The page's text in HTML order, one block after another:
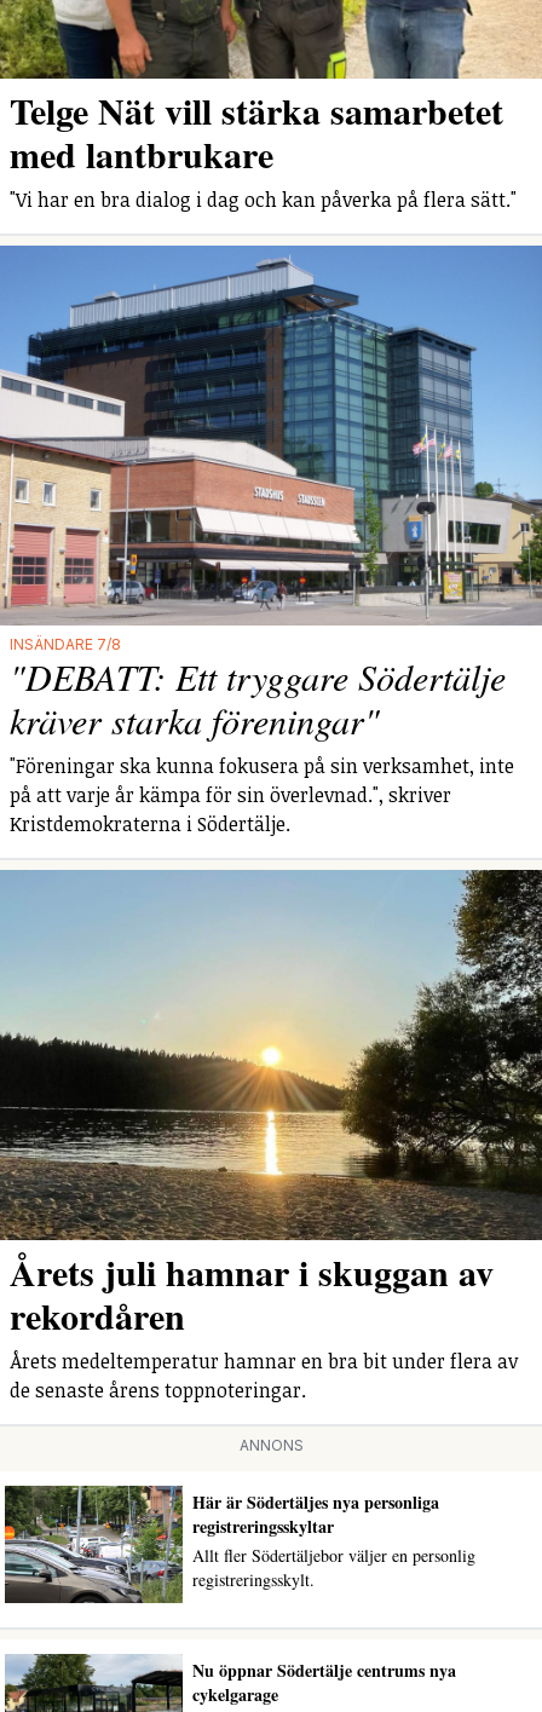
Telge Nät vill stärka samarbetet
med lantbrukare
"Vi har en bra dialog i dag och kan påverka på flera sätt."
INSÄNDARE 7/8
"DEBATT: Ett tryggare Södertälje
kräver starka föreningar"
"Föreningar ska kunna fokusera på sin verksamhet, inte
på att varje år kämpa för sin överlevnad.", skriver
Kristdemokraterna i Södertälje.
Årets juli hamnar i skuggan av
rekordåren
Årets medeltemperatur hamnar en bra bit under flera av
de senaste årens toppnoteringar.
ANNONS
Här är Södertäljes nya personliga
registreringsskyltar
Allt fler Södertäljebor väljer en personlig
registreringsskylt.
Nu öppnar Södertälje centrums nya
cykelgarage